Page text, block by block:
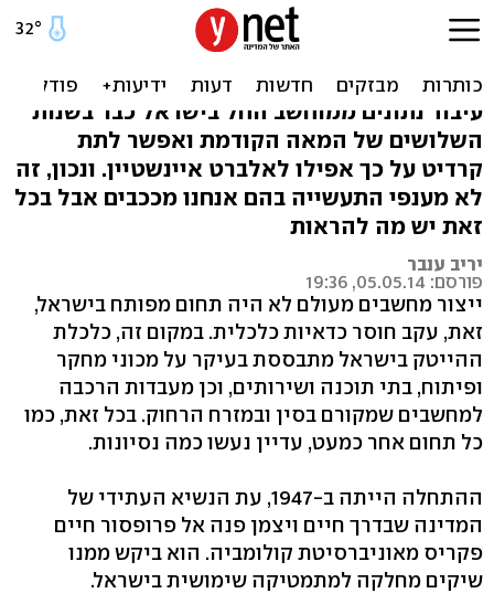
מחשבים עצמאות: ייצור כחול
עיבוד נתונים ממוחשב החל בישראל כבר בשנות
השלושים של המאה הקודמת ואפשר לתת
קרדיט על כך אפילו לאלברט איינשטיין. ונכון, זה
לא מענפי התעשייה בהם אנחנו מככבים אבל בכל
זאת יש מה להראות
יריב ענבר
פורסם: 05.05.14, 19:36
ייצור מחשבים מעולם לא היה תחום מפותח בישראל,
זאת, עקב חוסר כדאיות כלכלית. במקום זה, כלכלת
ההייטק בישראל מתבססת בעיקר על מכוני מחקר
ופיתוח, בתי תוכנה ושירותים, וכן מעבדות הרכבה
למחשבים שמקורם בסין ובמזרח הרחוק. בכל זאת, כמו
כל תחום אחר כמעט, עדיין נעשו כמה נסיונות.
ההתחלה הייתה ב-1947, עת הנשיא העתידי של
המדינה שבדרך חיים ויצמן פנה אל פרופסור חיים
פקריס מאוניברסיטת קולומביה. הוא ביקש ממנו
שיקים מחלקה למתמטיקה שימושית בישראל.